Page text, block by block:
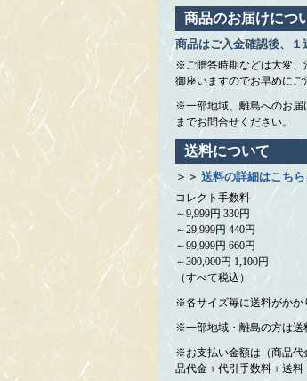
商品のお届けにつ
商品はご入金確認後、１
※ご贈答時期などは大変、
御座いますのでお早めにご
※一部地域、離島へのお届
までお問合せください。
送料について
＞＞ 送料の詳細はこちら
コレクト手数料
～9,999円 330円
～29,999円 440円
～99,999円 660円
～300,000円 1,100円
（すべて税込）
※各サイズ毎に送料がかか
※一部地域・離島の方は送
※お支払い金額は（商品代
品代金＋代引手数料＋送料